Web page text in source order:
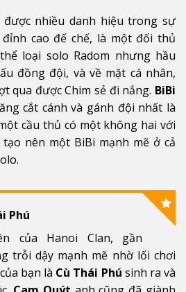
được nhiều danh hiệu trong sự
cao đế chế, là một đối thủ
loại solo Radom nhưng hầu
đồng đội, và về mặt cá nhân,
qua được Chim sẻ đi nắng. BiBi
cắt cánh và gánh đội nhất là
cầu thủ có một không hai với
nên một BiBi mạnh mẽ ở cả
Phú
của Hanoi Clan, gần
trỗi dậy mạnh mẽ nhờ lối chơi
bạn là Cù Thái Phú sinh ra và